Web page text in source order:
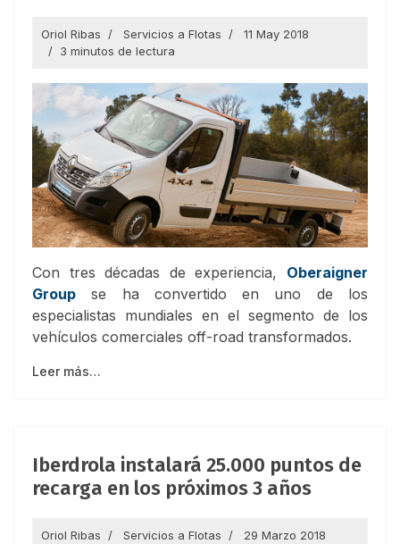
Oriol Ribas Servicios a Flotas
11 May 2018
3 minutos de lectura
Con tres décadas de experiencia, Oberaigner
Group se ha convertido en uno de los
especialistas mundiales en el segmento de los
vehículos comerciales off-road transformados.
Leer más…
Iberdrola instalará 25.000 puntos de
recarga en los próximos 3 años
Oriol Ribas Servicios a Flotas
29 Marzo 2018